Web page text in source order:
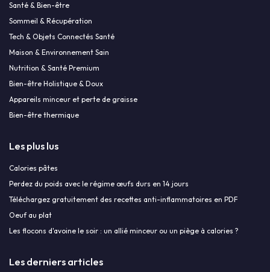
Santé & Bien-être
Sommeil & Récupération
Tech & Objets Connectés Santé
Maison & Environnement Sain
Nutrition & Santé Premium
Bien-être Holistique & Doux
Appareils minceur et perte de graisse
Bien-être thermique
Les plus lus
Calories pâtes
Perdez du poids avec le régime œufs durs en 14 jours
Téléchargez gratuitement des recettes anti-inflammatoires en PDF
Oeuf au plat
Les flocons d'avoine le soir : un allié minceur ou un piège à calories ?
Les derniers articles